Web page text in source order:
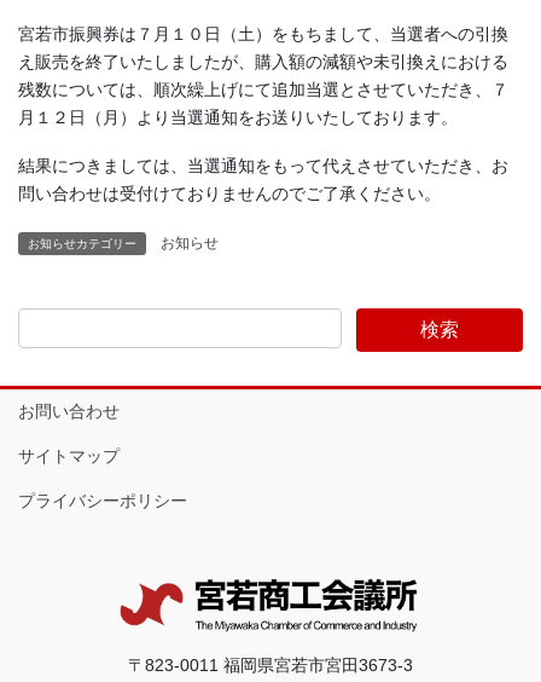
宮若市振興券は７月１０日（土）をもちまして、当選者への引換
え販売を終了いたしましたが、購入額の減額や未引換えにおける
残数については、順次繰上げにて追加当選とさせていただき、７
月１２日（月）より当選通知をお送りいたしております。
結果につきましては、当選通知をもって代えさせていただき、お
問い合わせは受付けておりませんのでご了承ください。
お知らせカテゴリー お知らせ
お問い合わせ
サイトマップ
プライバシーポリシー
〒823-0011 福岡県宮若市宮田3673-3